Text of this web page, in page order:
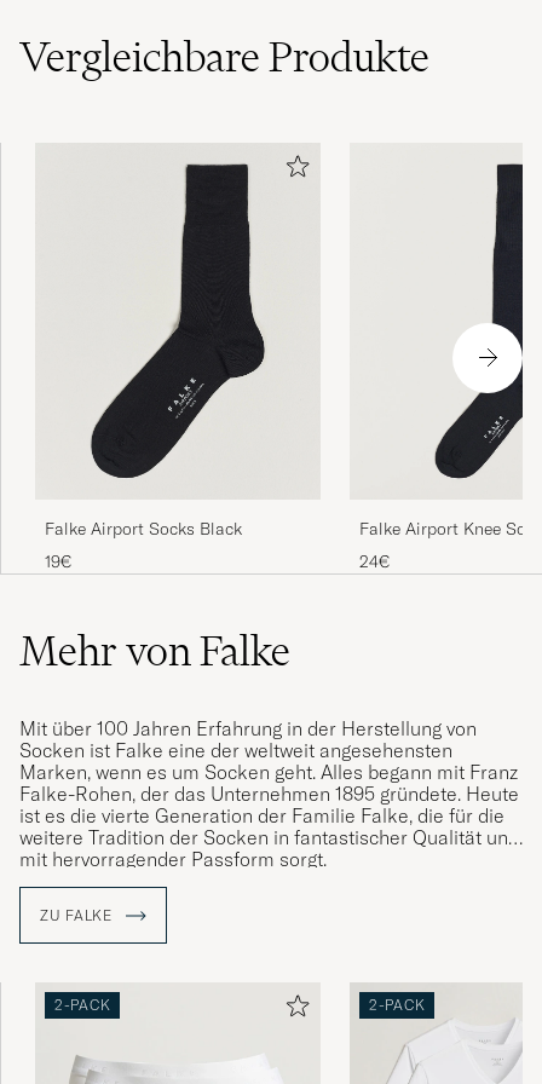
Rask og effektivt.
GEKAUFT AM AUF CAREOFCARL.NO
Bra utvalg og rask levering.
GEKAUFT AM AUF CAREOFCARL.NO
Godt utvalg.
LEIF S GEKAUFT AM AUF CAREOFCARL.NO
Raskt og effektivt 👍😀
STEF G GEKAUFT AM AUF CAREOFCARL.COM
Bra strumpa till vardags som fest.
Har använt mig av Falke Airport dom senaste
30 åren och kan inte tänka mig något annat.
Dessa är helt kanonbra helt enkelt //Lars
Rindö
VergleichbareProdukte
Falke Airport Socks Black
19€
Falke Airport Knee
Navy
24€
Mehr von Falke
Mit über 100 Jahren Erfahrung in der Herstellung von
Socken ist Falke eine der weltweit angesehensten
Marken, wenn es um Socken geht. Alles begann mit Franz
Falke-Rohen, der das Unternehmen 1895 gründete. Heute
ist es die vierte Generation der Familie Falke, die für die
weitere Tradition der Socken in fantastischer Qualität und
mit hervorragender Passform sorgt.
ZU FALKE
2-PACK 2-PACK